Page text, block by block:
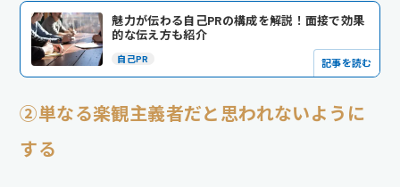
魅力が伝わる自己PRの構成を解説！面接で効果
的な伝え方も紹介
自己PR 記事を読む
②単なる楽観主義者だと思われないように
する